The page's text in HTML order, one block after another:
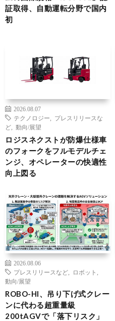
証取得、自動運転分野で国内
初
2026.08.07
テクノロジー
プレスリリースな
ど
動向/展望
ロジスネクストが防爆仕様車
のフォークをフルモデルチェ
ンジ、オペレーターの快適性
向上図る
2026.08.06
プレスリリースなど
ロボット
動向/展望
ROBO-HI、吊り下げ式クレー
ンに代わる超重量級
200tAGVで「落下リスク」